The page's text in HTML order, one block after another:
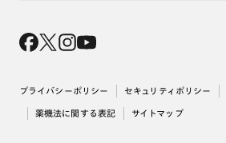
採用情報
出店について
プライバシーポリシー セキュリティポリシー
薬機法に関する表記 サイトマップ